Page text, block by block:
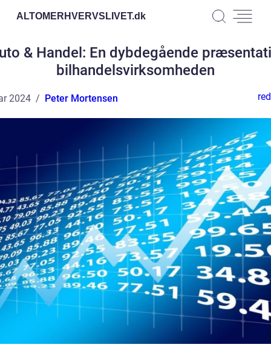
ALTOMERHVERVSLIVET.dk
& Handel: En dybdegående
bilhandelsvirksomheden
2024 Peter Mortensen